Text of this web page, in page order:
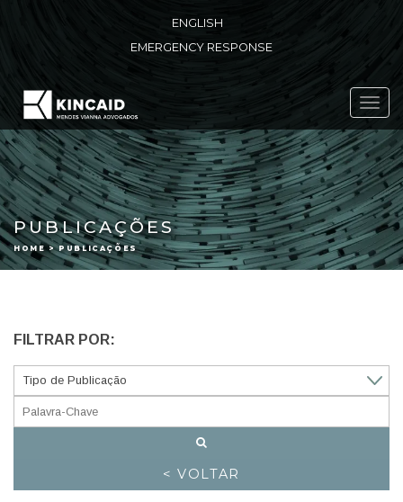
ENGLISH
EMERGENCY RESPONSE
PUBLICAÇÕES
HOME > PUBLICAÇÕES
FILTRAR POR:
< VOLTAR